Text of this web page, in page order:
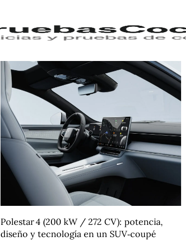
Polestar 4 (200 kW / 272 CV): potencia,
diseño y tecnología en un SUV‑coupé